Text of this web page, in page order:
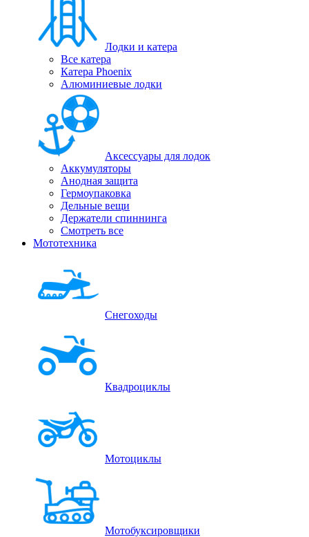
Лодки и катера
Все катера
Катера Phoenix
Алюминиевые лодки
Аксессуары для лодок
Аккумуляторы
Анодная защита
Гермоупаковка
Дельные вещи
Держатели спиннинга
Смотреть все
Мототехника
Снегоходы
Квадроциклы
Мотоциклы
Мотобуксировщики